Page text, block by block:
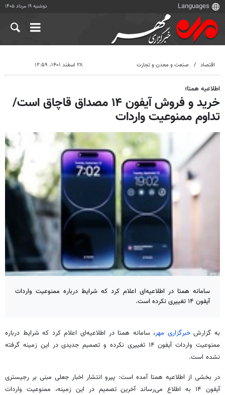
دوشنبه ۱۹ مرداد ۱۴۰۵
اقتصاد صنعت و معدن و تجارت ۲۸ اسفند ۱۴۰۱، ۱۲:۵۹
اطلاعیه همتا؛
خرید و فروش آیفون ۱۴ مصداق قاچاق است/
تداوم ممنوعیت واردات
سامانه همتا در اطلاعیه‌ای اعلام کرد که شرایط درباره ممنوعیت واردات
آیفون ۱۴ تغییری نکرده است.
به گزارشخبرگزاری مهر، سامانه همتا در اطلاعیه‌ای اعلام کرد که شرایط درباره
ممنوعیت واردات آیفون ۱۴ تغییری نکرده و تصمیم جدیدی در این زمینه گرفته
نشده است.
در بخشی از اطلاعیه همتا آمده است: پیرو انتشار اخبار جعلی مبنی بر رجیستری
آیفون ۱۴ به اطلاع می‌رساند آخرین تصمیم در این زمینه، ممنوعیت واردات